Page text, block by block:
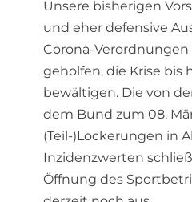
Unsere bisherigen
und eher defensive
Corona-
geholfen, die Krise bis
bewältigen. Die von
dem Bund zum 08.
(Teil-)Lockerungen in
Inzidenzwerten
Öffnung des